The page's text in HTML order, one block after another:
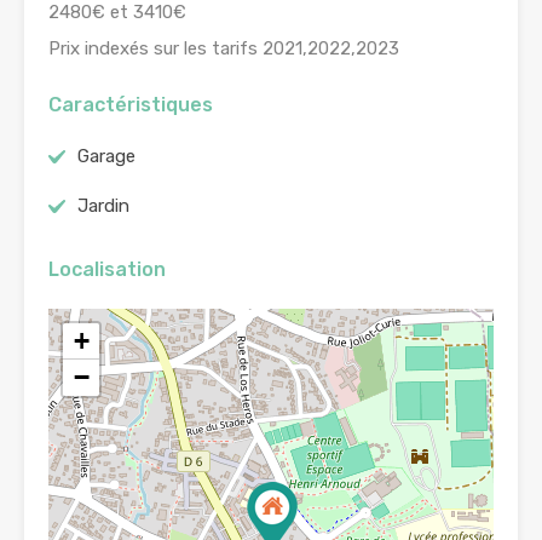
2480€ et 3410€
Prix indexés sur les tarifs 2021,2022,2023
Caractéristiques
Garage
Jardin
Localisation
+
−